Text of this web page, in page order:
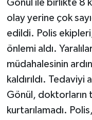
Gönül ile birlikte 8
olay yerine çok
edildi. Polis
önlemi aldı.
müdahalesinin
kaldırıldı. Tedaviyi
Gönül, doktorların
kurtarılamadı.